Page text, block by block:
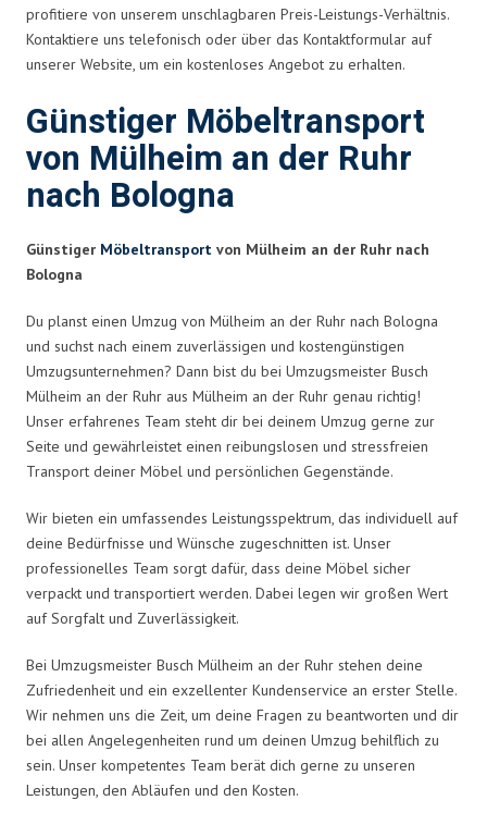
profitiere von unserem unschlagbaren Preis-Leistungs-Verhältnis.
Kontaktiere uns telefonisch oder über das Kontaktformular auf
unserer Website, um ein kostenloses Angebot zu erhalten.
Günstiger Möbeltransport
von Mülheim an der Ruhr
nach Bologna
Günstiger Möbeltransport von Mülheim an der Ruhr nach
Bologna
Du planst einen Umzug von Mülheim an der Ruhr nach Bologna
und suchst nach einem zuverlässigen und kostengünstigen
Umzugsunternehmen? Dann bist du bei Umzugsmeister Busch
Mülheim an der Ruhr aus Mülheim an der Ruhr genau richtig!
Unser erfahrenes Team steht dir bei deinem Umzug gerne zur
Seite und gewährleistet einen reibungslosen und stressfreien
Transport deiner Möbel und persönlichen Gegenstände.
Wir bieten ein umfassendes Leistungsspektrum, das individuell auf
deine Bedürfnisse und Wünsche zugeschnitten ist. Unser
professionelles Team sorgt dafür, dass deine Möbel sicher
verpackt und transportiert werden. Dabei legen wir großen Wert
auf Sorgfalt und Zuverlässigkeit.
Bei Umzugsmeister Busch Mülheim an der Ruhr stehen deine
Zufriedenheit und ein exzellenter Kundenservice an erster Stelle.
Wir nehmen uns die Zeit, um deine Fragen zu beantworten und dir
bei allen Angelegenheiten rund um deinen Umzug behilflich zu
sein. Unser kompetentes Team berät dich gerne zu unseren
Leistungen, den Abläufen und den Kosten.